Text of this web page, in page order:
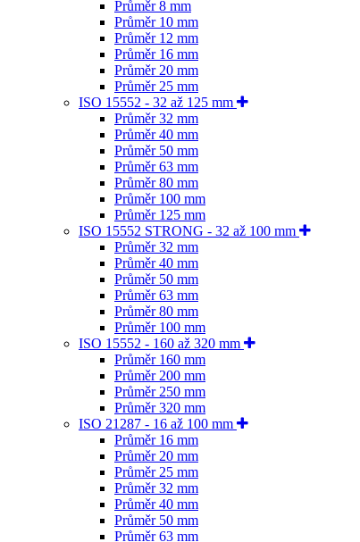
Průměr 8 mm
Průměr 10 mm
Průměr 12 mm
Průměr 16 mm
Průměr 20 mm
Průměr 25 mm
ISO 15552 - 32 až 125 mm
Průměr 32 mm
Průměr 40 mm
Průměr 50 mm
Průměr 63 mm
Průměr 80 mm
Průměr 100 mm
Průměr 125 mm
ISO 15552 STRONG - 32 až 100 mm
Průměr 32 mm
Průměr 40 mm
Průměr 50 mm
Průměr 63 mm
Průměr 80 mm
Průměr 100 mm
ISO 15552 - 160 až 320 mm
Průměr 160 mm
Průměr 200 mm
Průměr 250 mm
Průměr 320 mm
ISO 21287 - 16 až 100 mm
Průměr 16 mm
Průměr 20 mm
Průměr 25 mm
Průměr 32 mm
Průměr 40 mm
Průměr 50 mm
Průměr 63 mm